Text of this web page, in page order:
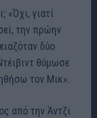
«Όχι, γιατί
την πρώην
δύο
θύμωσε
τον Μικ».
από την Άντζι